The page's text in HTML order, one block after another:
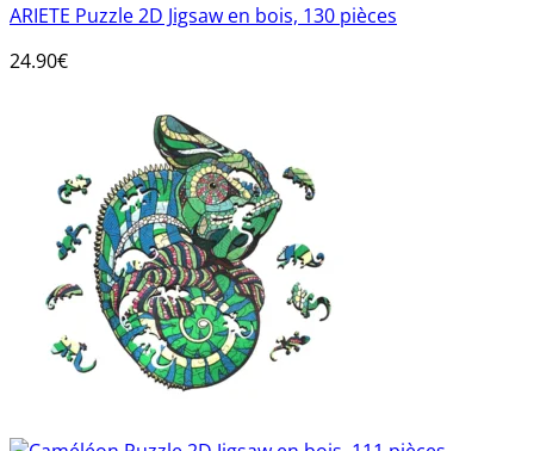
ARIETE Puzzle 2D Jigsaw en bois, 130 pièces
24.90€